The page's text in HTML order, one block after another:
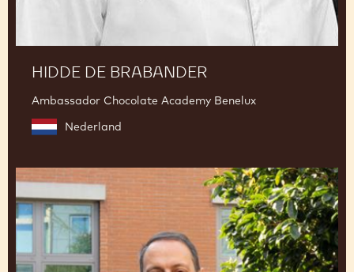
HIDDE DE BRABANDER
Ambassador Chocolate Academy Benelux
Nederland
Ciro
Fraddanno